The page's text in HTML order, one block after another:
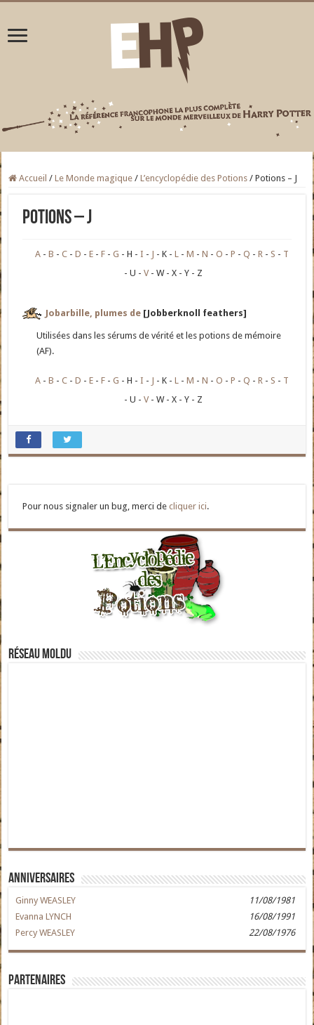
Accueil / Le Monde magique / L’encyclopédie des Potions / Potions – J
Potions – J
A B C D E F G H I J K L M N O P Q R S
T
U
V W X Y Z
Jobarbille, plumes de [Jobberknoll feathers]
Utilisées dans les sérums de vérité et les potions de mémoire
(AF).
A B C D E F G H I J K L M N O P Q R S
T
U
V W X Y Z
Pour nous signaler un bug, merci decliquer ici.
Réseau moldu
Anniversaires
Ginny WEASLEY
11/08/1981
Evanna LYNCH
16/08/1991
Percy WEASLEY
22/08/1976
Partenaires